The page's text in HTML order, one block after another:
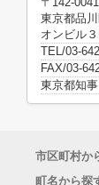
東京都品
オンビル
TEL/03-
FAX/03-
東京都知
市区町村か
町名から探